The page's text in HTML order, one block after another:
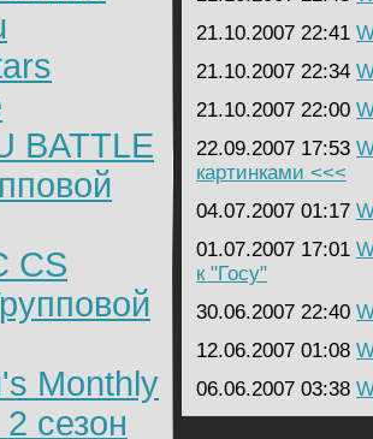
BATTLE
CS
Monthly
сезон
21.10.2007 22:41
21.10.2007 22:34
21.10.2007 22:00
22.09.2007 17:53
картинками <<<
04.07.2007 01:17
01.07.2007 17:01
к "Госу"
30.06.2007 22:40
12.06.2007 01:08
06.06.2007 03:38